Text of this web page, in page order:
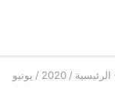
الرئيسية /
2020
/ يونيو